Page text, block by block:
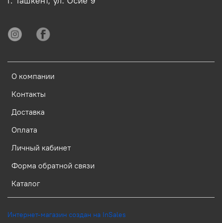
О компании
Контакты
Доставка
Оплата
Личный кабинет
Форма обратной связи
Каталог
Интернет-магазин создан на InSales